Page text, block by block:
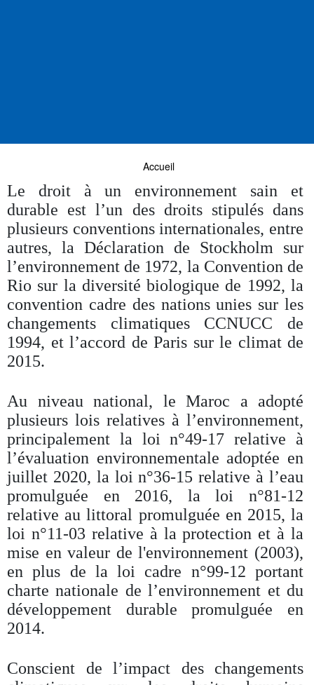
Accueil
Le droit à un environnement sain et
durable est l’un des droits stipulés dans
plusieurs conventions internationales, entre
autres, la Déclaration de Stockholm sur
l’environnement de 1972, la Convention de
Rio sur la diversité biologique de 1992, la
convention cadre des nations unies sur les
changements climatiques CCNUCC de
1994, et l’accord de Paris sur le climat de
2015.
Au niveau national, le Maroc a adopté
plusieurs lois relatives à l’environnement,
principalement la loi n°49-17 relative à
l’évaluation environnementale adoptée en
juillet 2020, la loi n°36-15 relative à l’eau
promulguée en 2016, la loi n°81-12
relative au littoral promulguée en 2015, la
loi n°11-03 relative à la protection et à la
mise en valeur de l'environnement (2003),
en plus de la loi cadre n°99-12 portant
charte nationale de l’environnement et du
développement durable promulguée en
2014.
Conscient de l’impact des changements